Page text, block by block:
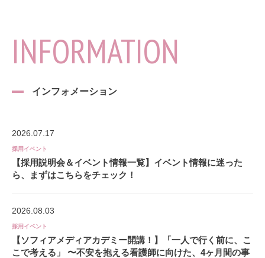
INFORMATION
インフォメーション
2026.07.17
採用イベント
【採用説明会＆イベント情報一覧】イベント情報に迷った
ら、まずはこちらをチェック！
2026.08.03
採用イベント
【ソフィアメディアカデミー開講！】「一人で行く前に、こ
こで考える」 〜不安を抱える看護師に向けた、4ヶ月間の事